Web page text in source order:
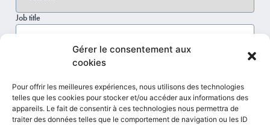
Gérer le consentement aux
cookies
Pour offrir les meilleures expériences, nous utilisons des technologies
telles que les cookies pour stocker et/ou accéder aux informations des
appareils. Le fait de consentir à ces technologies nous permettra de
traiter des données telles que le comportement de navigation ou les ID
Job title